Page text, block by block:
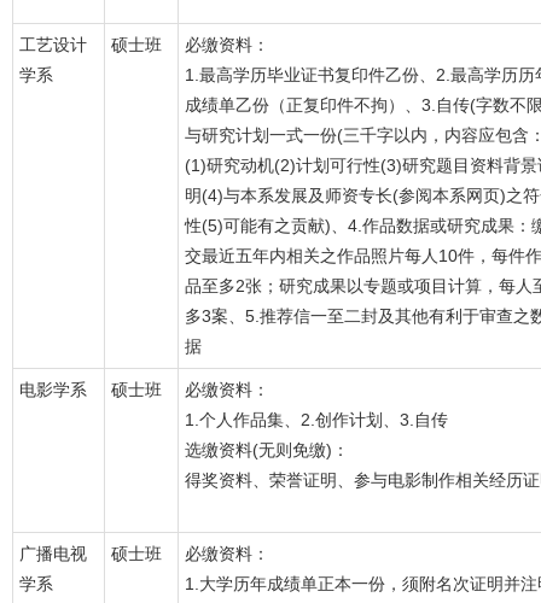
工艺设计
学系
硕士班
必缴资料：
1.最高学历毕业证书复印件乙份、2.最高学历历
成绩单乙份（正复印件不拘）、3.自传(字数不
与研究计划一式一份(三千字以内，内容应包含
(1)研究动机(2)计划可行性(3)研究题目资料背景
明(4)与本系发展及师资专长(参阅本系网页)之
性(5)可能有之贡献)、4.作品数据或研究成果：
交最近五年内相关之作品照片每人10件，每件作
品至多2张；研究成果以专题或项目计算，每人
多3案、5.推荐信一至二封及其他有利于审查之
据
电影学系 硕士班
必缴资料：
1.个人作品集、2.创作计划、3.自传
选缴资料(无则免缴)：
得奖资料、荣誉证明、参与电影制作相关经历
广播电视
学系
硕士班
必缴资料：
1.大学历年成绩单正本一份，须附名次证明并注